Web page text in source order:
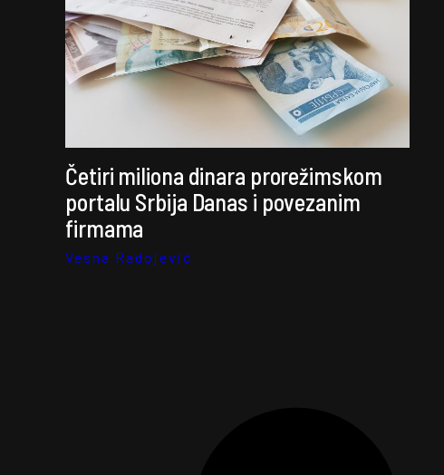
Četiri miliona dinara prorežimskom
portalu Srbija Danas i povezanim
firmama
Vesna Radojević